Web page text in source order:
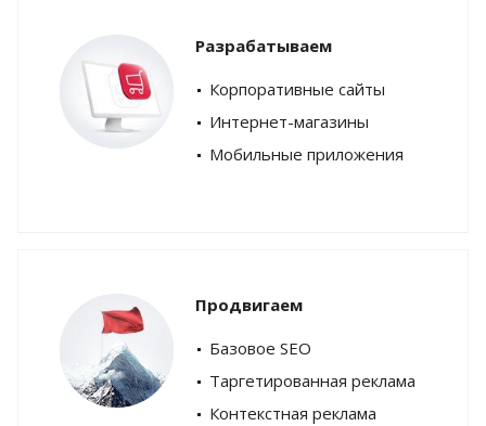
Разрабатываем
Корпоративные сайты
Интернет-магазины
Мобильные приложения
Продвигаем
Базовое SEO
Таргетированная реклама
Контекстная реклама